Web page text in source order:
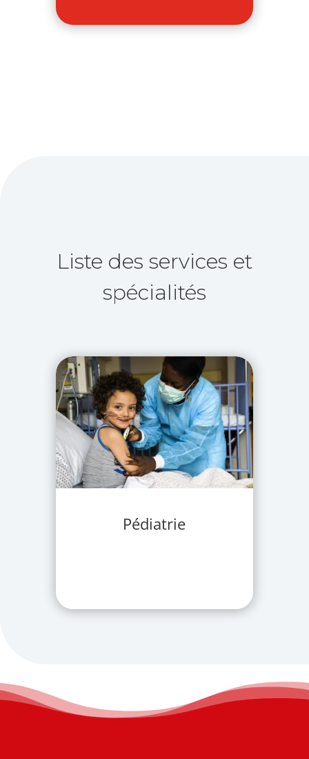
Liste des services et
spécialités
Pédiatrie